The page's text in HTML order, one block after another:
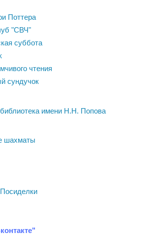
Поттера
"СВЧ"
суббота
чтения
сундучок
имени Н.Н. Попова
шахматы